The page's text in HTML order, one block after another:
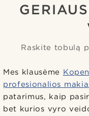
Raskite tobulą
Mes klausėme
profesionalios
patarimus, kaip
bet kurios vyro